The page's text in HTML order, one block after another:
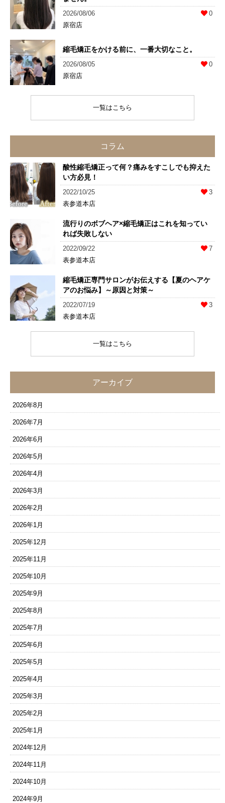
2026/08/06
0
原宿店
縮毛矯正をかける前に、一番大切なこと。
2026/08/05
0
原宿店
一覧はこちら
コラム
酸性縮毛矯正って何？痛みをすこしでも抑えた
い方必見！
2022/10/25
3
表参道本店
流行りのボブヘア×縮毛矯正はこれを知ってい
れば失敗しない
2022/09/22
7
表参道本店
縮毛矯正専門サロンがお伝えする【夏のヘアケ
アのお悩み】～原因と対策～
2022/07/19
3
表参道本店
一覧はこちら
アーカイブ
2026年8月
2026年7月
2026年6月
2026年5月
2026年4月
2026年3月
2026年2月
2026年1月
2025年12月
2025年11月
2025年10月
2025年9月
2025年8月
2025年7月
2025年6月
2025年5月
2025年4月
2025年3月
2025年2月
2025年1月
2024年12月
2024年11月
2024年10月
2024年9月